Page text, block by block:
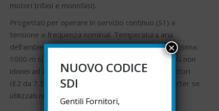
motori trifasi e monofasi).
Progettati per operare in servizio continuo (S1) a
tensione e frequenza nominali. Temperatura aria
dell’ambiente di lavoro: -15 ÷ +40°C. Altitudine massima:
1000 m sul livello del mare. I motori CHT-A, CHT-G non
idonei ad ambienti con pericolo di esplosione. I motori
IE2 da 7,5 kW dovranno essere alimentati da inverter se
utilizzati nello Spazio Economico Europeo.
NUOVO CODICE
SDI
Gentili Fornitori,
×